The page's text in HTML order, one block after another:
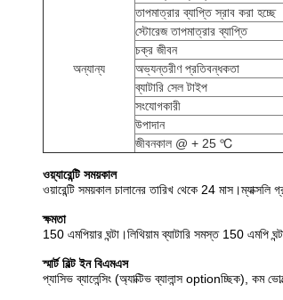
অন্যান্য
তাপমাত্রার ব্যাপ্তি স্রাব করা হচ্ছে
স্টোরেজ তাপমাত্রার ব্যাপ্তি
চক্র জীবন
অভ্যন্তরীণ প্রতিবন্ধকতা
ব্যাটারি সেল টাইপ
সংযোগকারী
উপাদান
জীবনকাল @ + 25 ℃
ওয়্যারেন্টি সময়কাল
ওয়ারেন্টি সময়কাল চালানের তারিখ থেকে 24 মাস।ম্যাক্সলি
ক্ষমতা
150 এমপিয়ার ঘন্টা।লিথিয়াম ব্যাটারি সমস্ত 150 এমপি
স্মার্ট বিল্ট ইন বিএমএস
প্যাসিভ ব্যালেন্সিং (অ্যাক্টিভ ব্যালান্স optionচ্ছিক), কম